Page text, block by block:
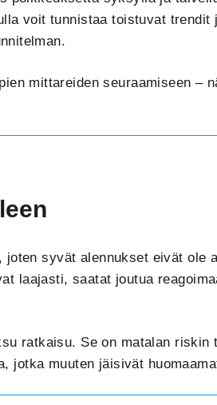
voit tunnistaa toistuvat trendit
mittareiden seuraamiseen –
syvät alennukset eivät ole
laajasti, saatat joutua
ratkaisu. Se on matalan riskin
jotka muuten jäisivät